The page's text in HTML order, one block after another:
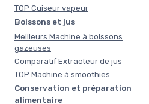
TOP Cuiseur vapeur
Boissons et jus
Meilleurs Machine à boissons
gazeuses
Comparatif Extracteur de jus
TOP Machine à smoothies
Conservation et préparation
alimentaire